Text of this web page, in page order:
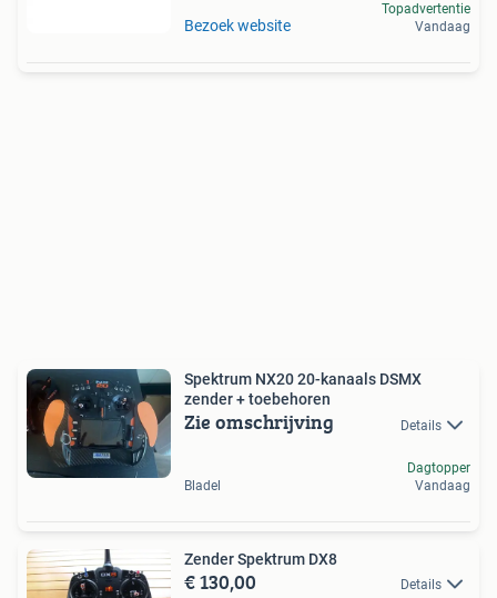
Bezoek website
Topadvertentie
Vandaag
Spektrum NX20 20-kanaals DSMX
zender + toebehoren
Zie omschrijving Details
Bladel
Dagtopper
Vandaag
Zender Spektrum DX8
€ 130,00 Details